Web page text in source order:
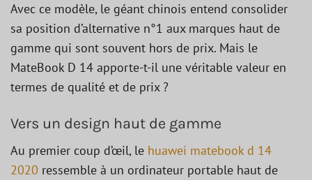
Avec ce modèle, le géant chinois entend consolider
sa position d’alternative n°1 aux marques haut de
gamme qui sont souvent hors de prix. Mais le
MateBook D 14 apporte-t-il une véritable valeur en
termes de qualité et de prix ?
Vers un design haut de gamme
Au premier coup d’œil, le huawei matebook d 14
2020 ressemble à un ordinateur portable haut de